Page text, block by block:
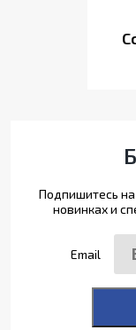
Подпишитесь
новинках и
Email